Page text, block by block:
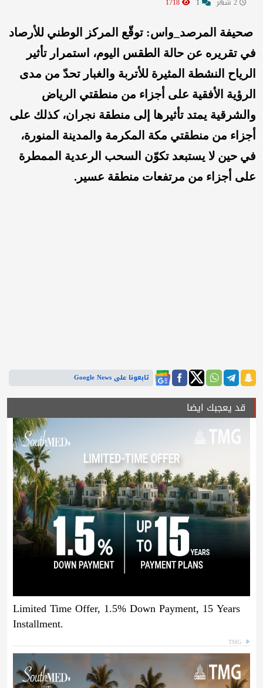
صحيفة المرصد_واس: توقّع المركز الوطني للأرصاد
في تقريره عن حالة الطقس اليوم، استمرار تأثير
الرياح النشطة المثيرة للأتربة والغبار تحدّ من مدى
الرؤية الأفقية على أجزاء من منطقتي الرياض
والشرقية يمتد تأثيرها إلى منطقة نجران، كذلك على
أجزاء من منطقتي مكة المكرمة والمدينة المنورة،
في حين لا يستبعد تكوّن السحب الرعدية الممطرة
على أجزاء من مرتفعات منطقة عسير.
تابعونا على Google News
قد يعجبك ايضا
Limited Time Offer, 1.5% Down Payment, 15 Years
Installment.
TMG